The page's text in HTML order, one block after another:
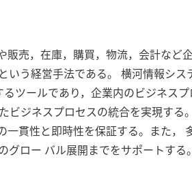
売，在庫，購買，物流，会計など
う経営手法である。 横河情報シス
ツールであり，企業内のビジネス
ビジネスプロセスの統合を実現す
貫性と即時性を保証する。また，
ロー バル展開までをサポートする。